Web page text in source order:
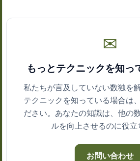
✉
もっとテクニックを知っ
私たちが言及していない数独を
テクニックを知っている場合は
ださい。あなたの知識は、他の
ルを向上させるのに役立
お問い合わせ